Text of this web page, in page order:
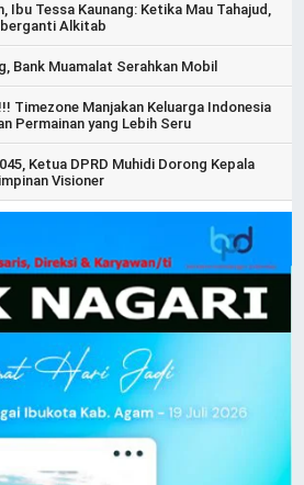
Ibu Tessa Kaunang: Ketika Mau Tahajud,
berganti Alkitab
Bank Muamalat Serahkan Mobil
Timezone Manjakan Keluarga Indonesia
Permainan yang Lebih Seru
Ketua DPRD Muhidi Dorong Kepala
Visioner